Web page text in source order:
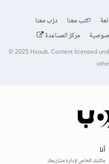
اكتب معنا
درّب معنا
مركز المساعدة
© 2025Hsoub.Content licensed